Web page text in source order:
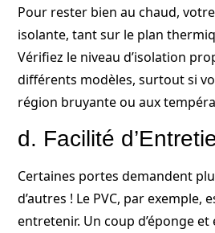
Pour rester bien au chaud,
isolante, tant sur le plan
Vérifiez le niveau d’isolation
différents modèles, surtout si
région bruyante ou aux
d. Facilité
Certaines portes demandent
d’autres ! Le PVC, par exemple,
entretenir. Un coup d’éponge